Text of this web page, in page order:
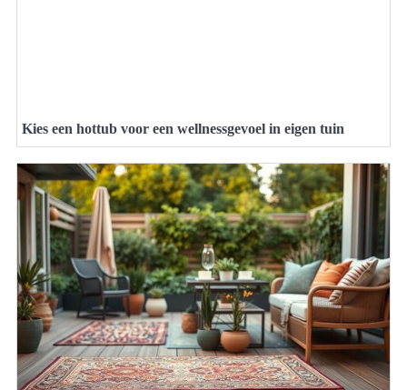
Kies een hottub voor een wellnessgevoel in eigen tuin